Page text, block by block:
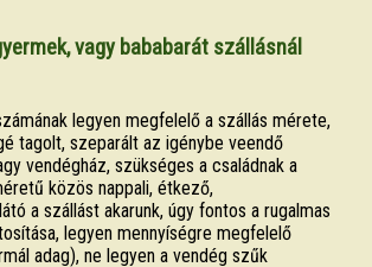
vagy bababarát szállásnál
legyen megfelelő a szállás mérete,
tagolt, szeparált az igénybe veendő
vendégház, szükséges a családnak a
közös nappali, étkező,
a szállást akarunk, úgy fontos a rugalmas
legyen mennyíségre megfelelő
adag), ne legyen a vendég szűk